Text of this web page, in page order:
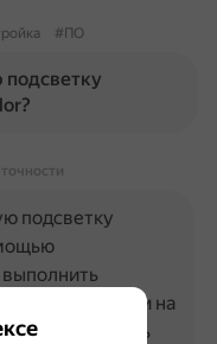
#ПО
подсветку
Нужно перейти на
и выбрать